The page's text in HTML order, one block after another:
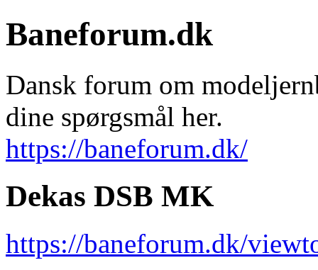
Baneforum.dk
Dansk forum om
dine spørgsmål her.
https://baneforum.dk/
Dekas DSB MK
https://baneforum.dk/